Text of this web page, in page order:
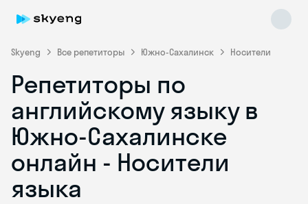
Skyeng Все репетиторы Южно-Сахалинск Носители
Репетиторы по
английскому языку в
Южно-Сахалинске
онлайн - Носители
языка
online